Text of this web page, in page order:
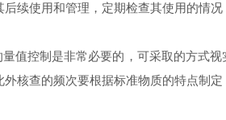
续使用和管理，定期检查其使用的情
控制是非常必要的，可采取的方式视
核查的频次要根据标准物质的特点制